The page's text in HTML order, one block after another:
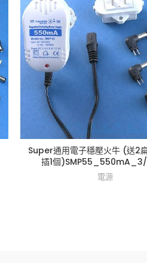
Super通用電子穩壓火牛 (送2
插1個
電源